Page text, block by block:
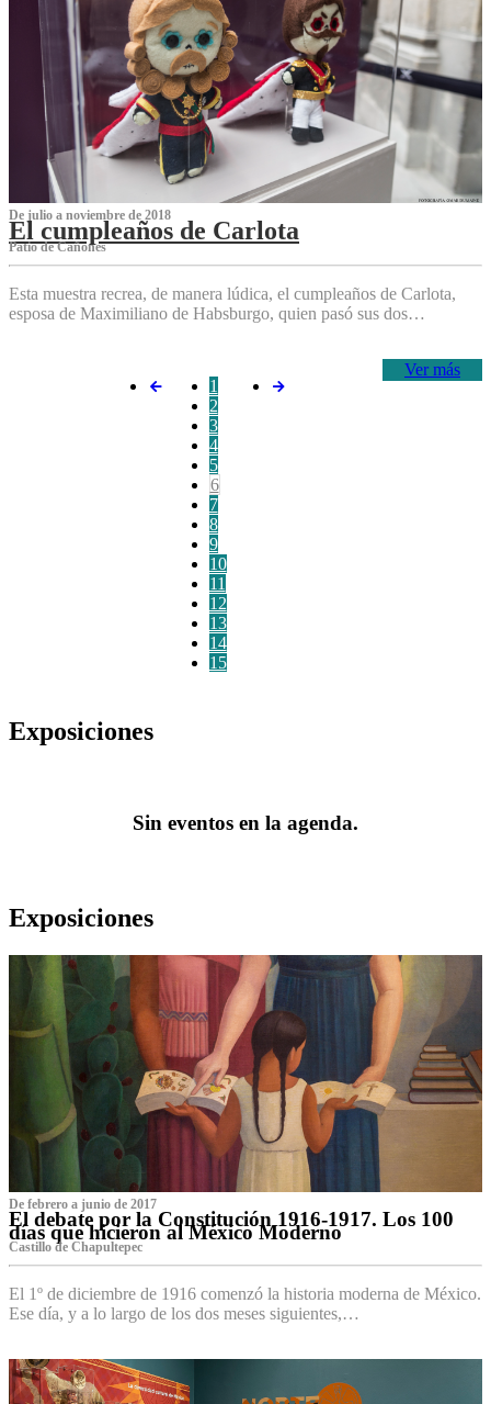
De julio a noviembre de 2018
El cumpleaños de Carlota
Patio de Cañones
Esta muestra recrea, de manera lúdica, el cumpleaños de Carlota,
esposa de Maximiliano de Habsburgo, quien pasó sus dos…
Ver más
1
2
3
4
5
6
7
8
9
10
11
12
13
14
15
Exposiciones
Sin eventos en la agenda.
Exposiciones
De febrero a junio de 2017
El debate por la Constitución 1916-1917. Los 100
días que hicieron al México Moderno
Castillo de Chapultepec
El 1º de diciembre de 1916 comenzó la historia moderna de México.
Ese día, y a lo largo de los dos meses siguientes,…